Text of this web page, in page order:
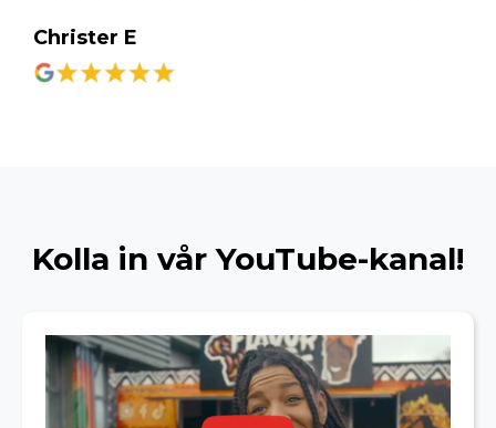
Christer E
Kolla in vår YouTube-kanal!